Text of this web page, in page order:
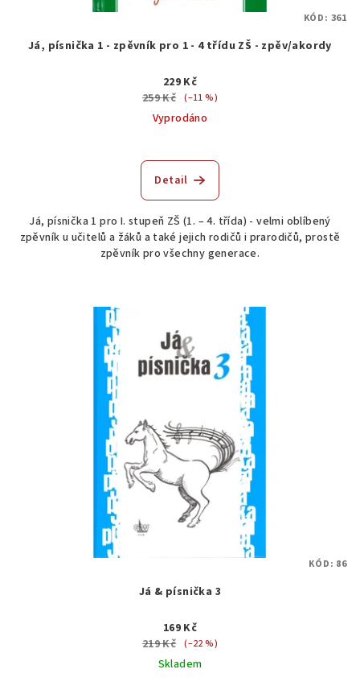
Já, písnička 1 - zpěvník pro 1 - 4 třídu ZŠ - zpěv/akordy
229 Kč
259 Kč (–11 %)
Vyprodáno
hodnocení
produktu
z
5
hvězdiček.
Detail
Já, písnička 1 pro I. stupeň ZŠ (1. – 4. třída) - velmi oblíbený
zpěvník u učitelů a žáků a také jejich rodičů i prarodičů, prostě
zpěvník pro všechny generace.
KÓD: 361
Já & písnička 3
169 Kč
219 Kč (–22 %)
Skladem
KÓD: 86